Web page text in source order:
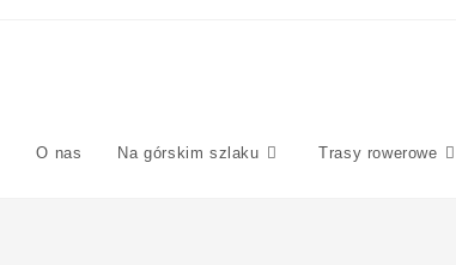
O nas Na górskim szlaku Trasy rowerowe